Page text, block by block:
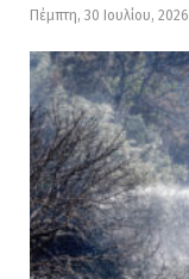
Πέμπτη, 30 Ιουλίου, 2026